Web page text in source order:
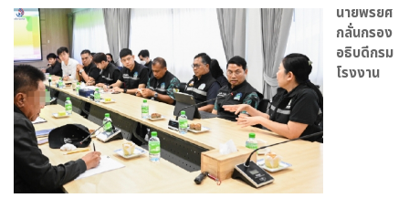
นายพรยศ
กลั่นกรอง
อธิบดีกรม
โรงงาน